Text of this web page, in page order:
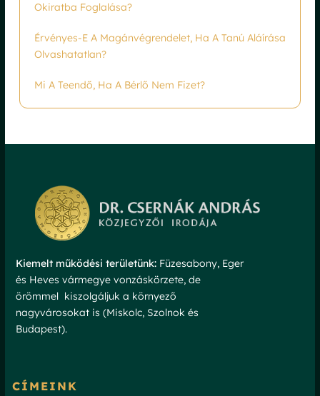
Okiratba Foglalása?
Érvényes-E A Magánvégrendelet, Ha A Tanú Aláírása
Olvashatatlan?
Mi A Teendő, Ha A Bérlő Nem Fizet?
Kiemelt működési területünk: Füzesabony, Eger
és Heves vármegye vonzáskörzete, de
örömmel kiszolgáljuk a környező
nagyvárosokat is (Miskolc, Szolnok és
Budapest).
CÍMEINK